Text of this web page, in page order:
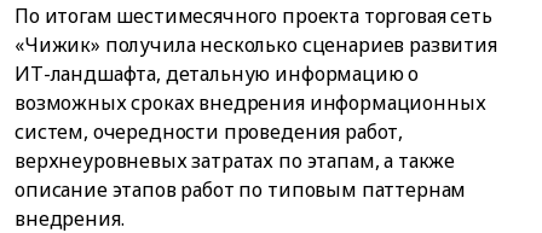
По итогам шестимесячного проекта торговая сеть
«Чижик» получила несколько сценариев развития
ИТ-ландшафта, детальную информацию о
возможных сроках внедрения информационных
систем, очередности проведения работ,
верхнеуровневых затратах по этапам, а также
описание этапов работ по типовым паттернам
внедрения.